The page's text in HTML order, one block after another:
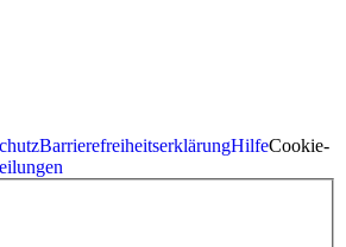
BarrierefreiheitserklärungHilfeCookie-